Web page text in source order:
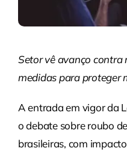
Setor vê avanço contra
medidas para proteger
A entrada em vigor da
o debate sobre roubo
brasileiras, com